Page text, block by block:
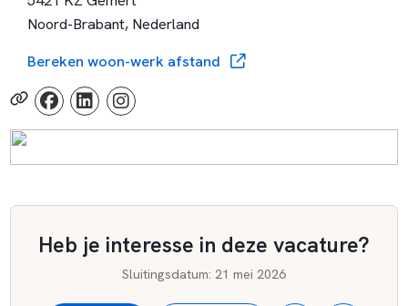
Noord-Brabant, Nederland
Bereken woon-werk afstand
Heb je interesse in deze vacature?
Sluitingsdatum: 21 mei 2026